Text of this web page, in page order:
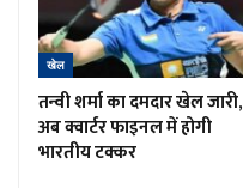
खेल
तन्वी शर्मा का दमदार खेल जारी,
अब क्वार्टर फाइनल में होगी
भारतीय टक्कर